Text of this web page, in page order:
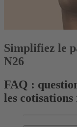
Simplifiez le
N26
FAQ :
les